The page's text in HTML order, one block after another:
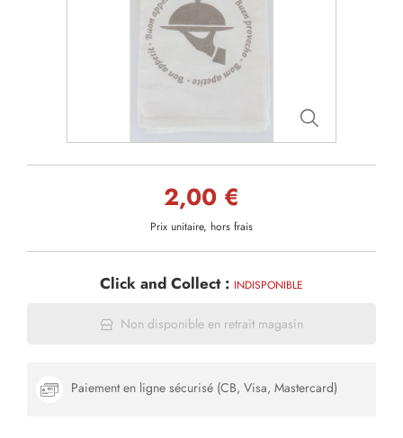
2,00 €
Prix unitaire, hors frais
Click and Collect : INDISPONIBLE
Non disponible en retrait magasin
Paiement en ligne sécurisé (CB, Visa, Mastercard)